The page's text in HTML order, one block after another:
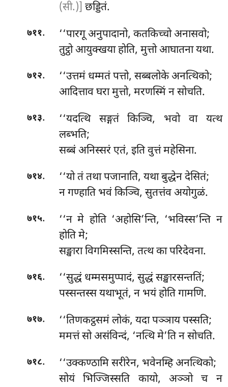
(सी.)] छड्डितं.
७११.
‘‘पारगू अनुपादानो, कतकिच्चो अनासवो;
तुट्ठो आयुक्खया होति, मुत्तो आघातना यथा.
७१२.
‘‘उत्तमं धम्मतं पत्तो, सब्बलोके अनत्थिको;
आदित्ताव घरा मुत्तो, मरणस्मिं न सोचति.
७१३.
‘‘यदत्थि सङ्गतं किञ्चि, भवो वा यत्थ
लब्भति;
सब्बं अनिस्सरं एतं, इति वुत्तं महेसिना.
७१४.
‘‘यो तं तथा पजानाति, यथा बुद्धेन देसितं;
न गण्हाति भवं किञ्चि, सुतत्तंव अयोगुळं.
७१५.
‘‘न मे होति ‘अहोसि’न्ति, ‘भविस्स’न्ति न
होति मे;
सङ्खारा विगमिस्सन्ति, तत्थ का परिदेवना.
७१६.
‘‘सुद्धं धम्मसमुप्पादं, सुद्धं सङ्खारसन्ततिं;
पस्सन्तस्स यथाभूतं, न भयं होति गामणि.
७१७. ‘‘तिणकट्ठसमंलोकं, यदा पञ्ञाय पस्सति;
ममत्तं सो असंविन्दं, ‘नत्थि मे’ति न सोचति.
७१८. ‘‘उक्कण्ठामिसरीरेन, भवेनम्हि अनत्थिको;
सोयंभिज्जिस्सति कायो, अञ्ञो च न